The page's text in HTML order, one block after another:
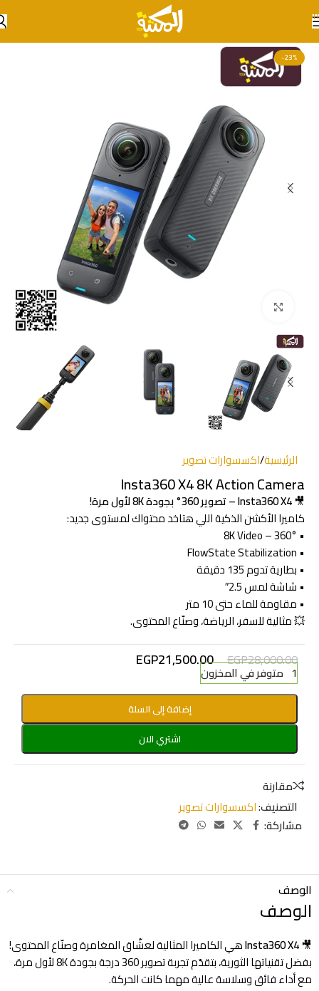
Skip to navigation
Skip to main content
-23%
الرئيسية/اكسسوارات تصوير
Insta360 X4 8K Action Camera
🎥Insta360 X4 – تصوير 360° بجودة 8K لأول مرة!
كاميرا الأكشن الذكية اللي هتاخد محتواك لمستوى جديد:
• 8K Video – 360°
• FlowState Stabilization
• بطارية تدوم 135 دقيقة
• شاشة لمس 2.5″
• مقاومة للماء حتى 10 متر
💥 مثالية للسفر، الرياضة، وصنّاع المحتوى.
EGP28,000.00
EGP21,500.00
1 متوفر في المخزون
إضافة إلى السلة
اشتري الان
مقارنة
التصنيف:اكسسوارات تصوير
مشاركة:
الوصف
الوصف
🎥
Insta360 X4هي الكاميرا المثالية لعشّاق المغامرة وصنّاع المحتوى!
بفضل تقنياتها الثورية، بتقدّم تجربة تصوير 360 درجة بجودة 8K لأول مرة،
مع أداء فائق وسلاسة عالية مهما كانت الحركة.